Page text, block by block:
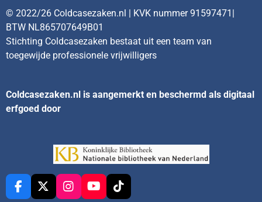
© 2022/26 Coldcasezaken.nl | KVK nummer 91597471|
BTW NL865707649B01
Stichting Coldcasezaken bestaat uit een team van
toegewijde professionele vrijwilligers
Coldcasezaken.nl is aangemerkt en beschermd als digitaal
erfgoed door
F
X
I
Y
T